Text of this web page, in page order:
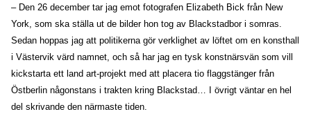
– Den 26 december tar jag emot fotografen Elizabeth Bick från New
York, som ska ställa ut de bilder hon tog av Blackstadbor i somras.
Sedan hoppas jag att politikerna gör verklighet av löftet om en konsthall
i Västervik värd namnet, och så har jag en tysk konstnärsvän som vill
kickstarta ett land art-projekt med att placera tio flaggstänger från
Östberlin någonstans i trakten kring Blackstad… I övrigt väntar en hel
del skrivande den närmaste tiden.